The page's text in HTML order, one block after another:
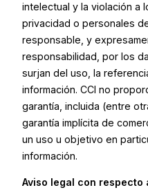
intelectual y la violación a
privacidad o personales
responsable, y
responsabilidad, por los
surjan del uso, la
información. CCI no
garantía, incluida (entre
garantía implícita de
un uso u objetivo en
información.
Aviso legal con respecto